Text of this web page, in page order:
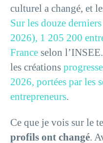
culturel a changé, et
Sur les douze
2026), 1 205 200
France selon
les créations
2026, portées par les
entrepreneurs.
Ce que je vois sur le
profils ont changé.